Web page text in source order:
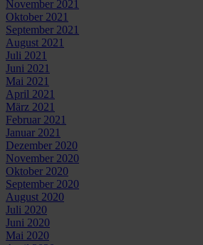
November 2021
Oktober 2021
September 2021
August 2021
Juli 2021
Juni 2021
Mai 2021
April 2021
März 2021
Februar 2021
Januar 2021
Dezember 2020
November 2020
Oktober 2020
September 2020
August 2020
Juli 2020
Juni 2020
Mai 2020